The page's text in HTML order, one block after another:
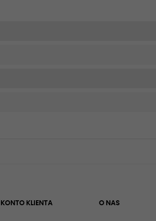
KONTO KLIENTA O NAS